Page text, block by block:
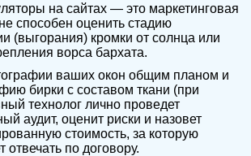
на сайтах — это маркетинговая
способен оценить стадию
(выгорания) кромки от солнца или
ворса бархата.
ваших окон общим планом и
бирки с составом ткани (при
технолог лично проведет
аудит, оценит риски и назовет
стоимость, за которую
отвечать по договору.